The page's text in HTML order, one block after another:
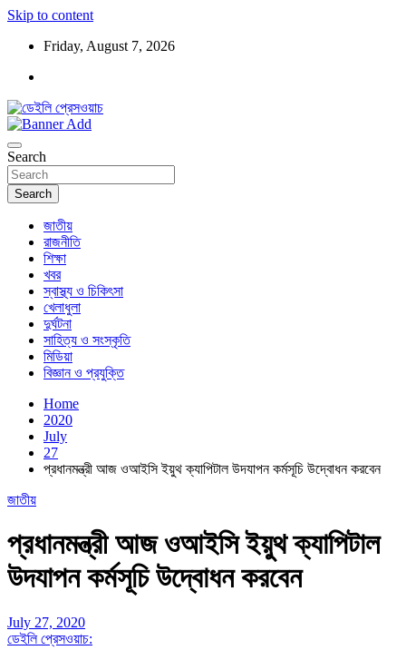
Skip to content
Friday, August 7, 2026
ডেইলি প্রেসওয়াচ
Search
Search
জাতীয়
রাজনীতি
শিক্ষা
খবর
স্বাস্থ্য ও চিকিৎসা
খেলাধুলা
দুর্ঘটনা
সাহিত্য ও সংস্কৃতি
মিডিয়া
বিজ্ঞান ও প্রযুক্তি
Home
2020
July
27
প্রধানমন্ত্রী আজ ওআইসি ইয়ুথ ক্যাপিটাল উদযাপন কর্মসূচি উদ্বোধন করবেন
জাতীয়
প্রধানমন্ত্রী আজ ওআইসি ইয়ুথ ক্যাপিটাল
উদযাপন কর্মসূচি উদ্বোধন করবেন
July 27, 2020
ডেইলি প্রেসওয়াচ: